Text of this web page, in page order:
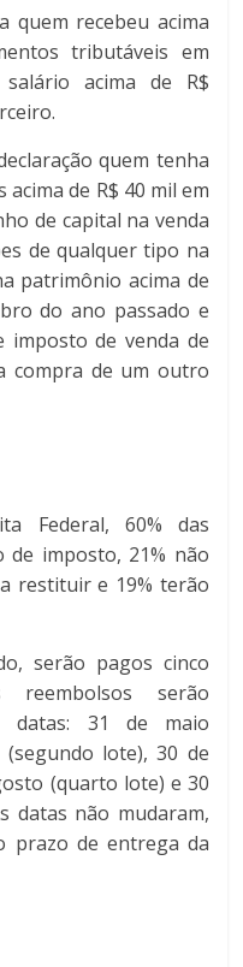
quem recebeu acima
tributáveis em
acima de R$
quem tenha
de R$ 40 mil em
de capital na venda
de qualquer tipo na
patrimônio acima de
do ano passado e
imposto de venda de
compra de um outro
Federal, 60% das
de imposto, 21% não
restituir e 19% terão
serão pagos cinco
serão
datas: 31 de maio
lote), 30 de
(quarto lote) e 30
datas não mudaram,
prazo de entrega da